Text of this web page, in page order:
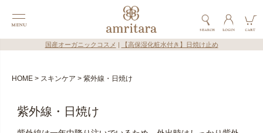
国産オーガニックコスメ 【高保湿化粧水付き】日焼け止め
HOME スキンケア 紫外線・日焼け
紫外線・日焼け